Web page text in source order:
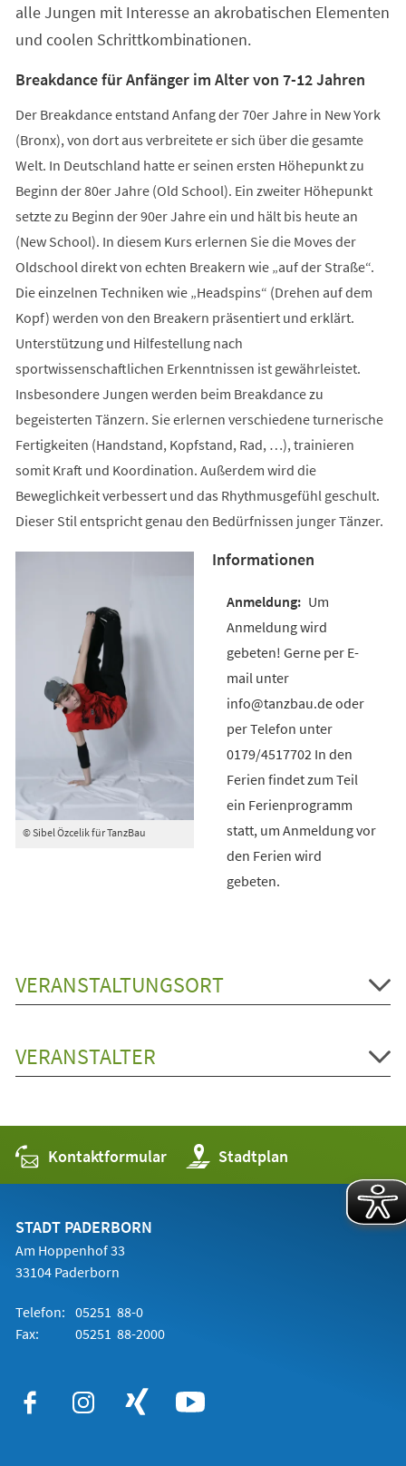
alle Jungen mit Interesse an akrobatischen Elementen
und coolen Schrittkombinationen.
Breakdance für Anfänger im Alter von 7-12 Jahren
Der Breakdance entstand Anfang der 70er Jahre in New York
(Bronx), von dort aus verbreitete er sich über die gesamte
Welt. In Deutschland hatte er seinen ersten Höhepunkt zu
Beginn der 80er Jahre (Old School). Ein zweiter Höhepunkt
setzte zu Beginn der 90er Jahre ein und hält bis heute an
(New School). In diesem Kurs erlernen Sie die Moves der
Oldschool direkt von echten Breakern wie „auf der Straße“.
Die einzelnen Techniken wie „Headspins“ (Drehen auf dem
Kopf) werden von den Breakern präsentiert und erklärt.
Unterstützung und Hilfestellung nach
sportwissenschaftlichen Erkenntnissen ist gewährleistet.
Insbesondere Jungen werden beim Breakdance zu
begeisterten Tänzern. Sie erlernen verschiedene turnerische
Fertigkeiten (Handstand, Kopfstand, Rad, …), trainieren
somit Kraft und Koordination. Außerdem wird die
Beweglichkeit verbessert und das Rhythmusgefühl geschult.
Dieser Stil entspricht genau den Bedürfnissen junger Tänzer.
© Sibel Özcelik für TanzBau
Informationen
Um
Anmeldung wird
gebeten! Gerne per E-
mail unter
info@tanzbau.de oder
per Telefon unter
0179/4517702 In den
Ferien findet zum Teil
ein Ferienprogramm
statt, um Anmeldung vor
den Ferien wird
gebeten.
VERANSTALTUNGSORT
VERANSTALTER
Kontaktformular Stadtplan
(Öffnet
in
einem
STADT PADERBORN
Am Hoppenhof 33
33104 Paderborn
Telefon: 05251 88-0
Fax:
05251 88-2000